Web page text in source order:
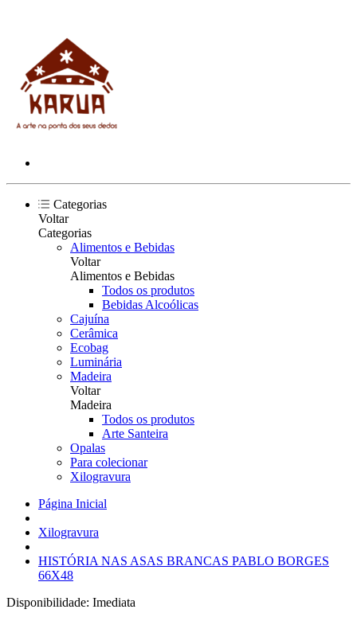
Categorias
Voltar
Categorias
Alimentos e Bebidas
Voltar
Alimentos e Bebidas
Todos os produtos
Bebidas Alcoólicas
Cajuína
Cerâmica
Ecobag
Luminária
Madeira
Voltar
Madeira
Todos os produtos
Arte Santeira
Opalas
Para colecionar
Xilogravura
Página Inicial
Xilogravura
HISTÓRIA NAS ASAS BRANCAS PABLO BORGES
66X48
Disponibilidade: Imediata